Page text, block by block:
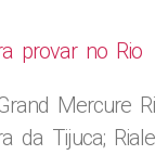
provar no Rio
Mercure
da Tijuca;